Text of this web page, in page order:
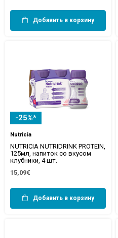
Добавить в корзину
-25%*
Nutricia
NUTRICIA NUTRIDRINK PROTEIN,
125мл, напиток со вкусом
клубники, 4 шт.
15,09€
Добавить в корзину